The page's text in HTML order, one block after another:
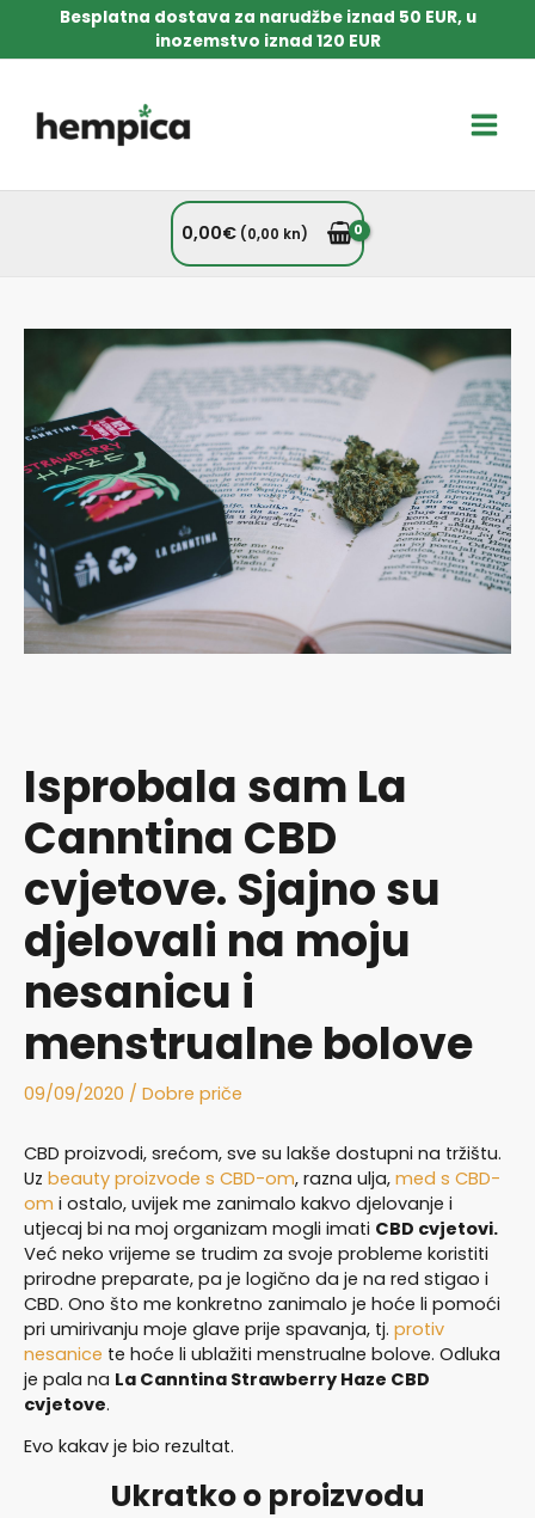
content
Besplatna dostava za narudžbe iznad 50 EUR, u
inozemstvo iznad 120 EUR
Main
Menu
0,00€ (0,00 kn)
Isprobala sam La
Canntina CBD
cvjetove. Sjajno su
djelovali na moju
nesanicu i
menstrualne bolove
09/09/2020 / Dobre priče
CBD proizvodi, srećom, sve su lakše dostupni na tržištu.
Uz beauty proizvode s CBD-om, razna ulja, med s CBD-
om i ostalo, uvijek me zanimalo kakvo djelovanje i
utjecaj bi na moj organizam mogli imati CBD cvjetovi.
Već neko vrijeme se trudim za svoje probleme koristiti
prirodne preparate, pa je logično da je na red stigao i
CBD. Ono što me konkretno zanimalo je hoće li pomoći
pri umirivanju moje glave prije spavanja, tj. protiv
nesanice te hoće li ublažiti menstrualne bolove. Odluka
je pala na La Canntina Strawberry Haze CBD
cvjetove.
Evo kakav je bio rezultat.
Ukratko o proizvodu